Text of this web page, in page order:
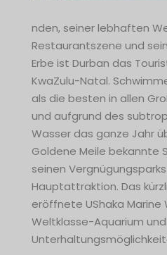
nden, seiner lebhaften
Restaurantszene und
Erbe ist Durban das
KwaZulu-Natal.
als die besten in allen
und aufgrund des
Wasser das ganze Jahr
Goldene Meile bekannte
seinen
Hauptattraktion. Das
eröffnete UShaka
Weltklasse-Aquarium